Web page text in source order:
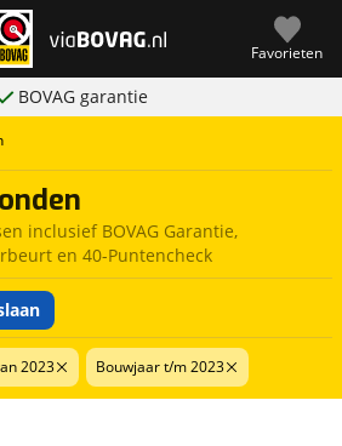
Favorieten
BOVAG garantie
inclusief BOVAG Garantie,
en 40-Puntencheck
2023 Bouwjaar t/m 2023